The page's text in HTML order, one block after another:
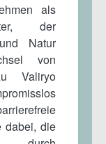
als
der
Natur
von
Valiryo
dabei, die